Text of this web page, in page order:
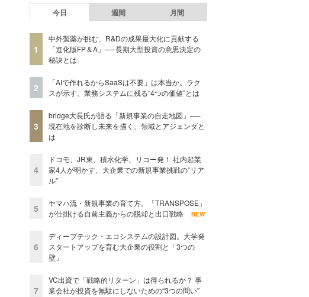
今日 週間 月間
1
中外製薬が挑む、R&Dの成果最大化に貢献する
「進化版FP＆A」──長期大型投資の意思決定の
秘訣とは
2
「AIで作れるからSaaSは不要」は本当か。ラク
スが示す、業務システムに残る“4つの価値”とは
3
bridge大長氏が語る「新規事業の自走地図」──
現在地を診断し未来を描く、領域とアジェンダと
は
4
ドコモ、JR東、積水化学、リコー発！ 社内起業
家4人が明かす、大企業での新規事業挑戦の“リア
ル”
5
ヤマハ流・新規事業の育て方。「TRANSPOSE」
が仕掛ける自前主義からの脱却と出口戦略
NEW
6
ディープテック・エコシステムの設計図。大学発
スタートアップを育む大企業の役割と「3つの
壁」
7
VC出資で「戦略的リターン」は得られるか？ 事
業会社が投資を無駄にしないための“3つの問い”